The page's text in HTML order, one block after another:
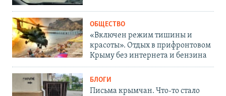
ОБЩЕСТВО
«Включен режим тишины и
красоты». Отдых в прифронтовом
Крыму без интернета и бензина
БЛОГИ
Письма крымчан. Что-то стало